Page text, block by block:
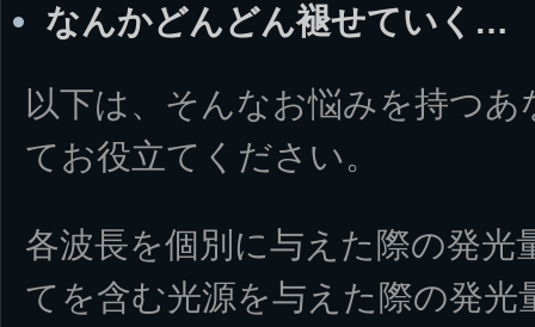
なんかどんどん褪せていく…
以下は、そんなお悩みを持つ
てお役立てください。
各波長を個別に与えた際の発光
てを含む光源を与えた際の発光